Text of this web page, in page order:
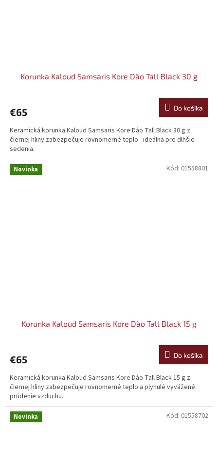
Korunka Kaloud Samsaris Kore Dào Tall Black 30 g
€65 Do košíka
Keramická korunka Kaloud Samsaris Kore Dào Tall Black 30 g z
čiernej hliny zabezpečuje rovnomerné teplo - ideálna pre dlhšie
sedenia.
Novinka
Korunka Kaloud Samsaris Kore Dào Tall Black 15 g
€65 Do košíka
Keramická korunka Kaloud Samsaris Kore Dào Tall Black 15 g z
čiernej hliny zabezpečuje rovnomerné teplo a plynulé vyvážené
prúdenie vzduchu.
Kód: 01558801
Novinka Kód: 01558702